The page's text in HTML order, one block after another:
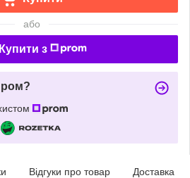
або
Купити з
Відгуки про товар Доставка